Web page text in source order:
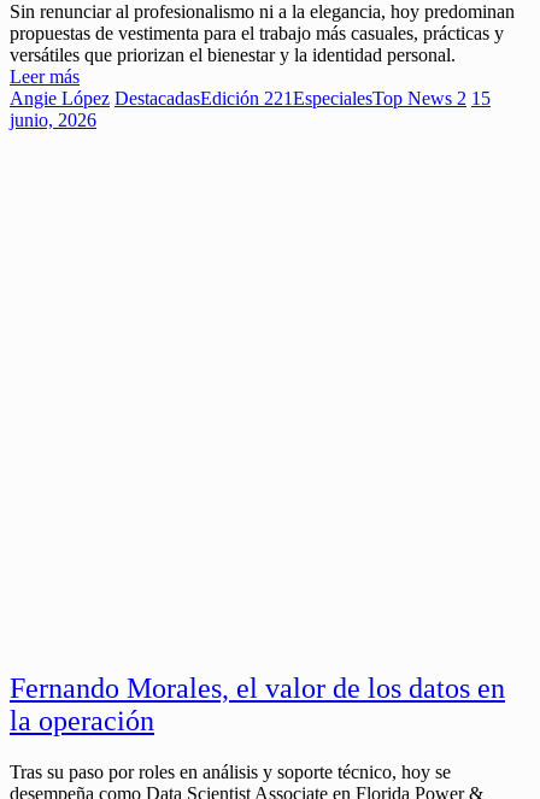
Sin renunciar al profesionalismo ni a la elegancia, hoy predominan
propuestas de vestimenta para el trabajo más casuales, prácticas y
versátiles que priorizan el bienestar y la identidad personal.
Leer más
Angie López DestacadasEdición 221EspecialesTop News 2 15
junio, 2026
Fernando Morales, el valor de los datos en
la operación
Tras su paso por roles en análisis y soporte técnico, hoy se
desempeña como Data Scientist Associate en Florida Power &